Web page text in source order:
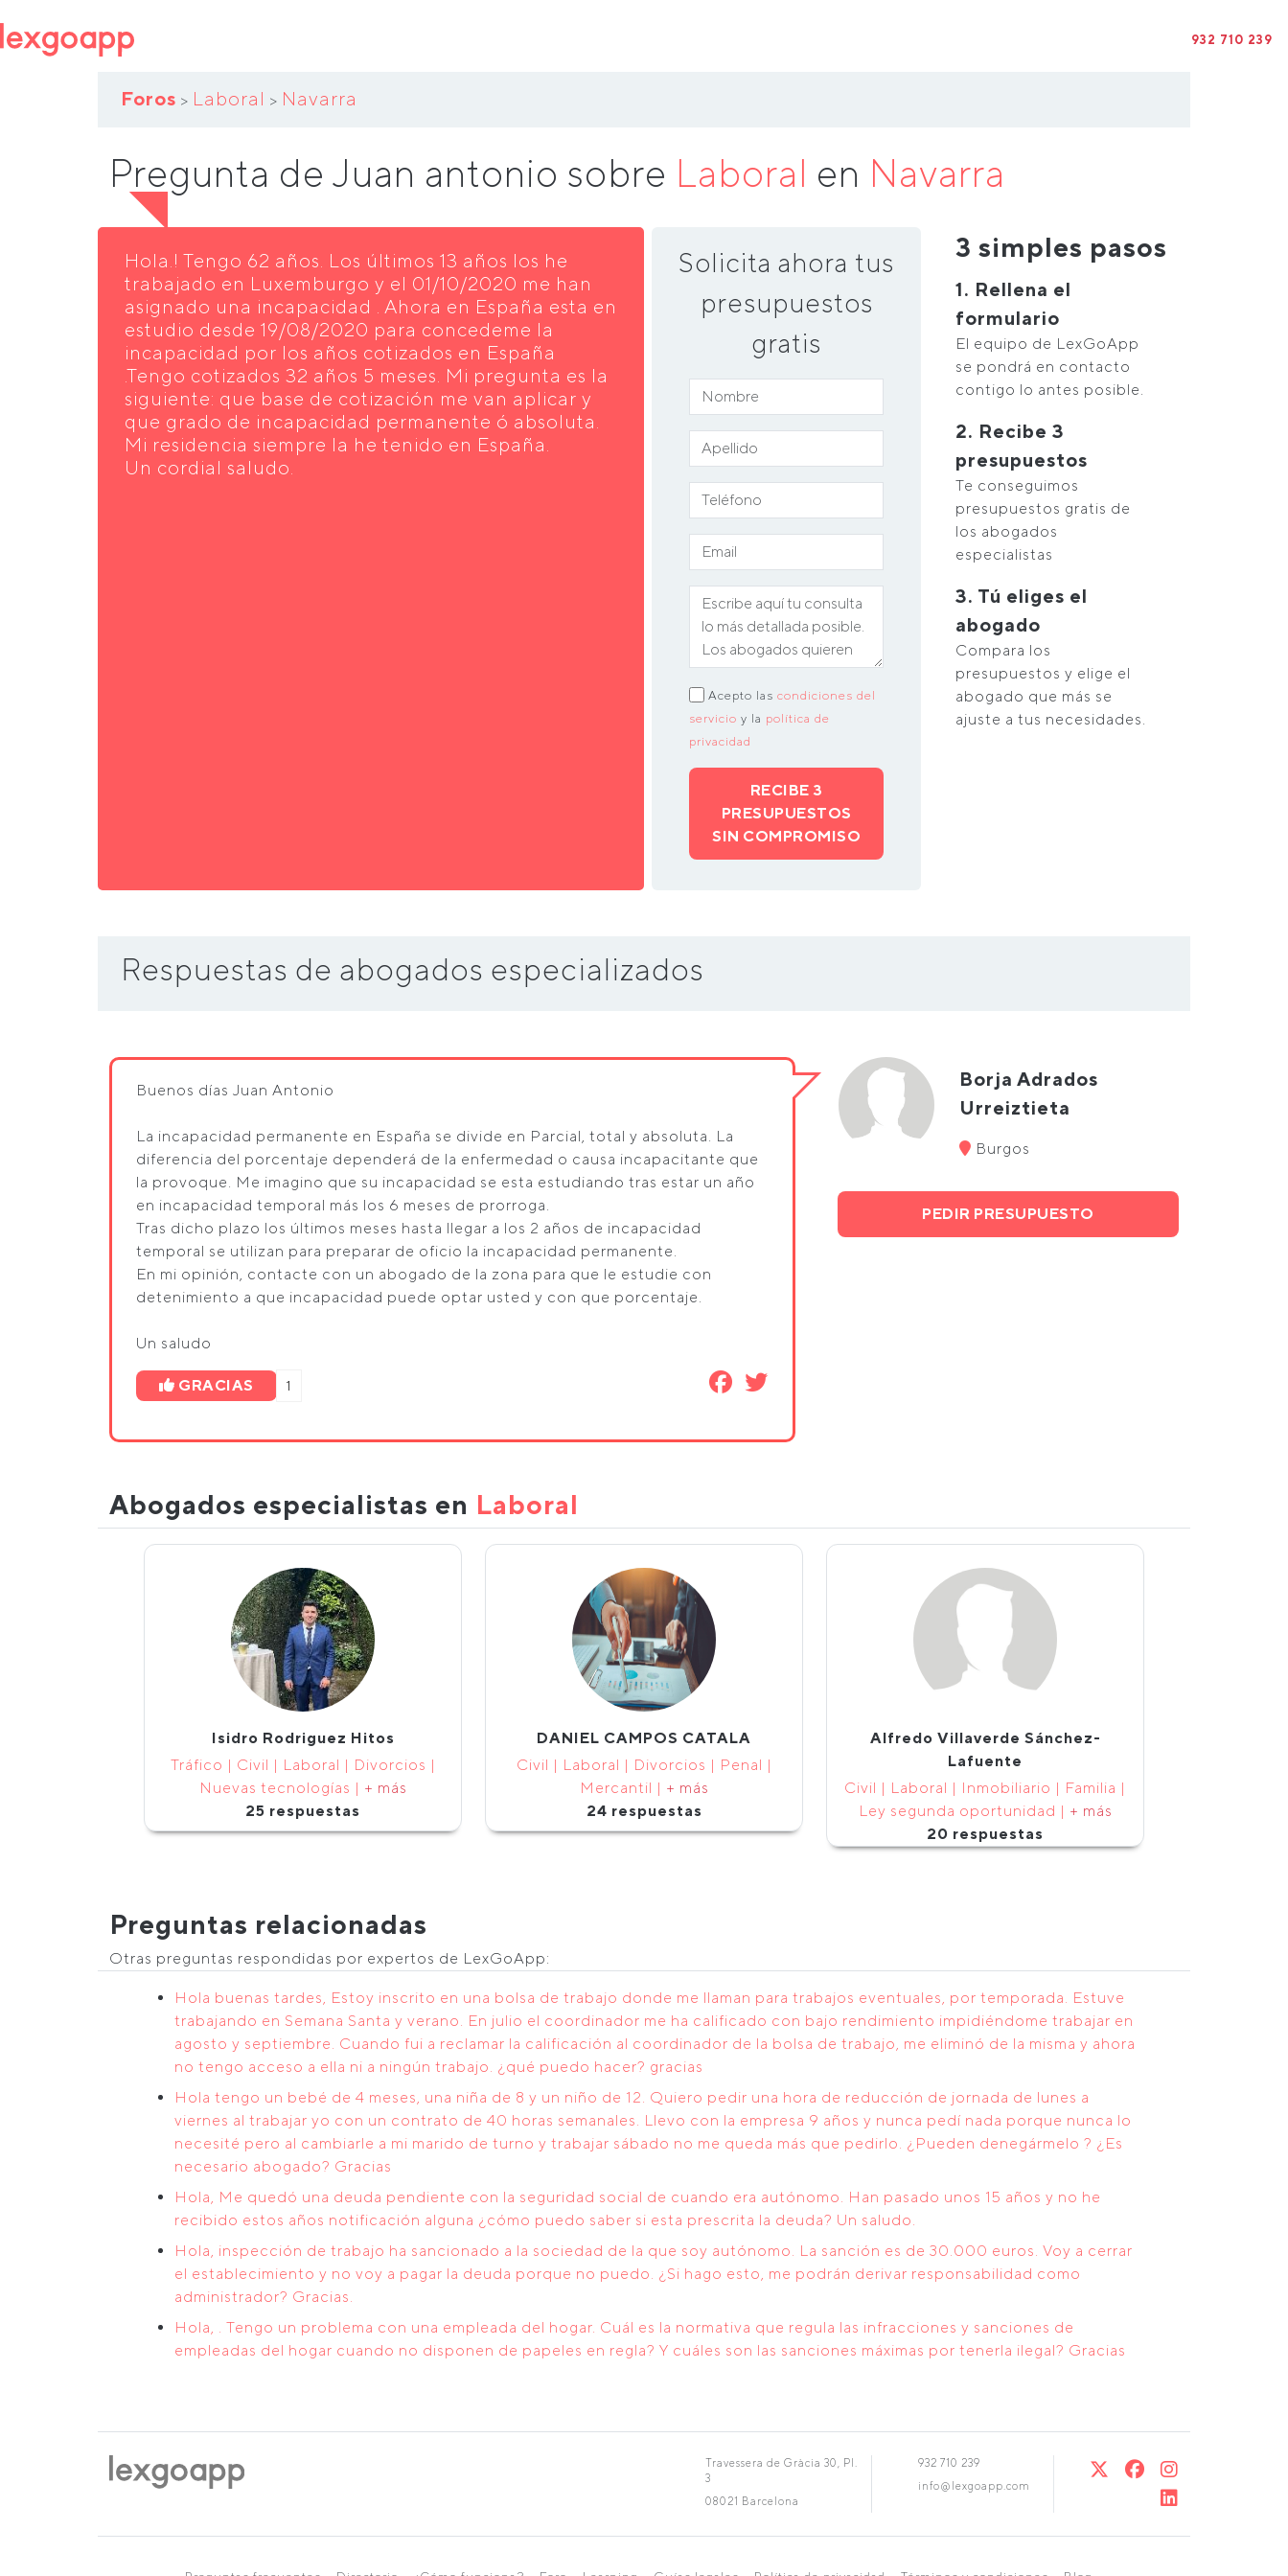
932 710 239
Foros > Laboral > Navarra
Pregunta de Juan antonio sobre Laboral en Navarra
Hola.! Tengo 62 años. Los últimos 13 años los he
trabajado en Luxemburgo y el 01/10/2020 me han
asignado una incapacidad . Ahora en España esta en
estudio desde 19/08/2020 para concedeme la
incapacidad por los años cotizados en España
.Tengo cotizados 32 años 5 meses. Mi pregunta es la
siguiente: que base de cotización me van aplicar y
que grado de incapacidad permanente ó absoluta.
Mi residencia siempre la he tenido en España.
Un cordial saludo.
Solicita ahora tus
presupuestos
gratis
Acepto las condiciones del
servicio y la política de
privacidad
RECIBE 3
PRESUPUESTOS
SIN COMPROMISO
3 simples pasos
1. Rellena el
formulario
El equipo de LexGoApp
se pondrá en contacto
contigo lo antes posible.
2. Recibe 3
presupuestos
Te conseguimos
presupuestos gratis de
los abogados
especialistas
3. Tú eliges el
abogado
Compara los
presupuestos y elige el
abogado que más se
ajuste a tus necesidades.
Respuestas de abogados especializados
Buenos días Juan Antonio
La incapacidad permanente en España se divide en Parcial, total y absoluta. La
diferencia del porcentaje dependerá de la enfermedad o causa incapacitante que
la provoque. Me imagino que su incapacidad se esta estudiando tras estar un año
en incapacidad temporal más los 6 meses de prorroga.
Tras dicho plazo los últimos meses hasta llegar a los 2 años de incapacidad
temporal se utilizan para preparar de oficio la incapacidad permanente.
En mi opinión, contacte con un abogado de la zona para que le estudie con
detenimiento a que incapacidad puede optar usted y con que porcentaje.
Un saludo
GRACIAS 1
Borja Adrados
Urreiztieta
Burgos
PEDIR PRESUPUESTO
Abogados especialistas en Laboral
Isidro Rodriguez Hitos
Tráfico | Civil | Laboral | Divorcios |
Nuevas tecnologías | + más
25 respuestas
DANIEL CAMPOS CATALA
Civil | Laboral | Divorcios | Penal |
Mercantil | + más
24 respuestas
Alfredo Villaverde Sánchez-
Lafuente
Civil | Laboral | Inmobiliario | Familia |
Ley segunda oportunidad | + más
20 respuestas
Preguntas relacionadas
Otras preguntas respondidas por expertos de LexGoApp:
Hola buenas tardes, Estoy inscrito en una bolsa de trabajo donde me llaman para trabajos eventuales, por temporada. Estuve
trabajando en Semana Santa y verano. En julio el coordinador me ha calificado con bajo rendimiento impidiéndome trabajar en
agosto y septiembre. Cuando fui a reclamar la calificación al coordinador de la bolsa de trabajo, me eliminó de la misma y ahora
no tengo acceso a ella ni a ningún trabajo. ¿qué puedo hacer? gracias
Hola tengo un bebé de 4 meses, una niña de 8 y un niño de 12. Quiero pedir una hora de reducción de jornada de lunes a
viernes al trabajar yo con un contrato de 40 horas semanales. Llevo con la empresa 9 años y nunca pedí nada porque nunca lo
necesité pero al cambiarle a mi marido de turno y trabajar sábado no me queda más que pedirlo. ¿Pueden denegármelo ? ¿Es
necesario abogado? Gracias
Hola, Me quedó una deuda pendiente con la seguridad social de cuando era autónomo. Han pasado unos 15 años y no he
recibido estos años notificación alguna ¿cómo puedo saber si esta prescrita la deuda? Un saludo.
Hola, inspección de trabajo ha sancionado a la sociedad de la que soy autónomo. La sanción es de 30.000 euros. Voy a cerrar
el establecimiento y no voy a pagar la deuda porque no puedo. ¿Si hago esto, me podrán derivar responsabilidad como
administrador? Gracias.
Hola, . Tengo un problema con una empleada del hogar. Cuál es la normativa que regula las infracciones y sanciones de
empleadas del hogar cuando no disponen de papeles en regla? Y cuáles son las sanciones máximas por tenerla ilegal? Gracias
Travessera de Gràcia 30, Pl.
3
08021 Barcelona
932 710 239
info@lexgoapp.com